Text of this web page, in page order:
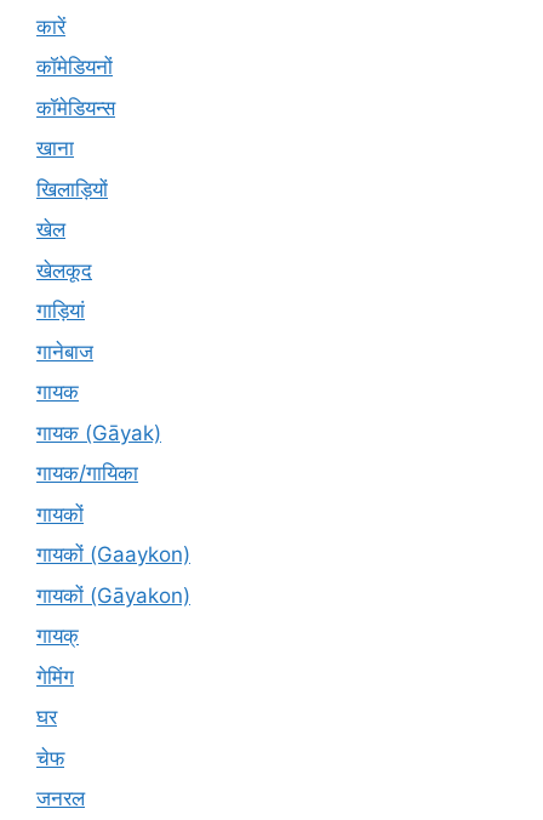
कारें
कॉमेडियनों
कॉमेडियन्स
खाना
खिलाड़ियों
खेल
खेलकूद
गाड़ियां
गानेबाज
गायक
गायक (Gāyak)
गायक/गायिका
गायकों
गायकों (Gaaykon)
गायकों (Gāyakon)
गायक्
गेमिंग
घर
चेफ
जनरल